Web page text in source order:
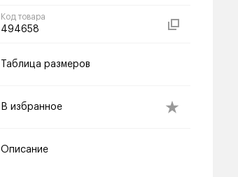
Код товара
494658
Таблица размеров
В избранное
Описание